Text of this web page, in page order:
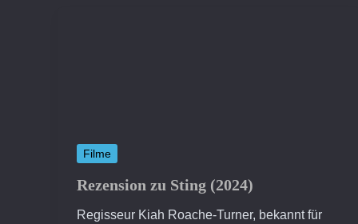
Filme
Rezension zu Sting (2024)
Regisseur Kiah Roache-Turner, bekannt für